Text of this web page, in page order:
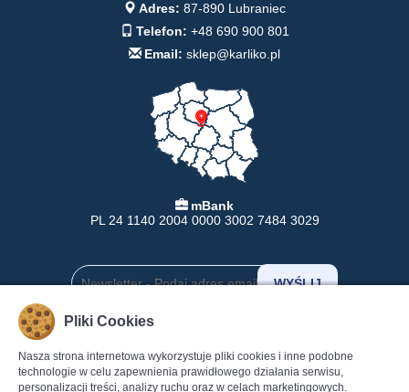
Adres: 87-890 Lubraniec
Telefon: +48 690 900 801
Email: sklep@karliko.pl
mBank
PL 24 1140 2004 0000 3002 7484 3029
INFORMACJE
Formy Płatności
POMOC
Pomoc
Pliki Cookies
Nasza strona internetowa wykorzystuje pliki cookies i inne podobne
technologie w celu zapewnienia prawidłowego działania serwisu,
personalizacji treści, analizy ruchu oraz w celach marketingowych.